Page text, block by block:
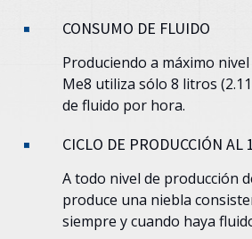
CONSUMO DE FLUIDO
Produciendo a máximo
Me8 utiliza sólo 8 litros
de fluido por hora.
CICLO DE PRODUCCIÓN AL
A todo nivel de producción
produce una niebla
siempre y cuando haya